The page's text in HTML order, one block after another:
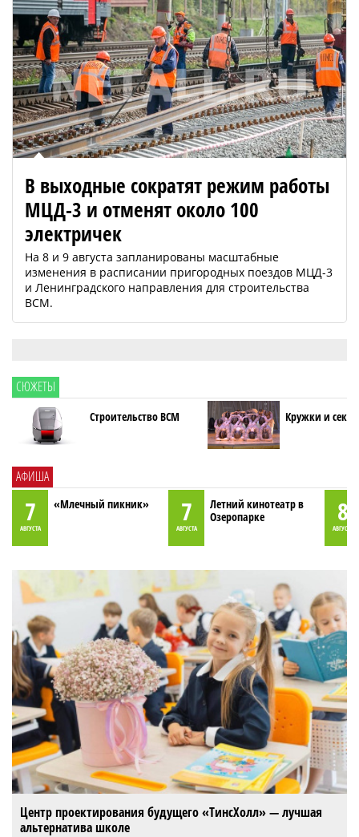
В выходные сократят режим работы
МЦД-3 и отменят около 100
электричек
На 8 и 9 августа запланированы масштабные
изменения в расписании пригородных поездов МЦД-3
и Ленинградского направления для строительства
ВСМ.
СЮЖЕТЫ
Строительство ВСМ Кружки и
АФИША
7
АВГУСТА
«Млечный пикник» 7
АВГУСТА
Летний кинотеатр в
Озеропарке
8
АВГУСТА
Центр проектирования будущего «ТинсХолл» — лучшая
альтернатива школе